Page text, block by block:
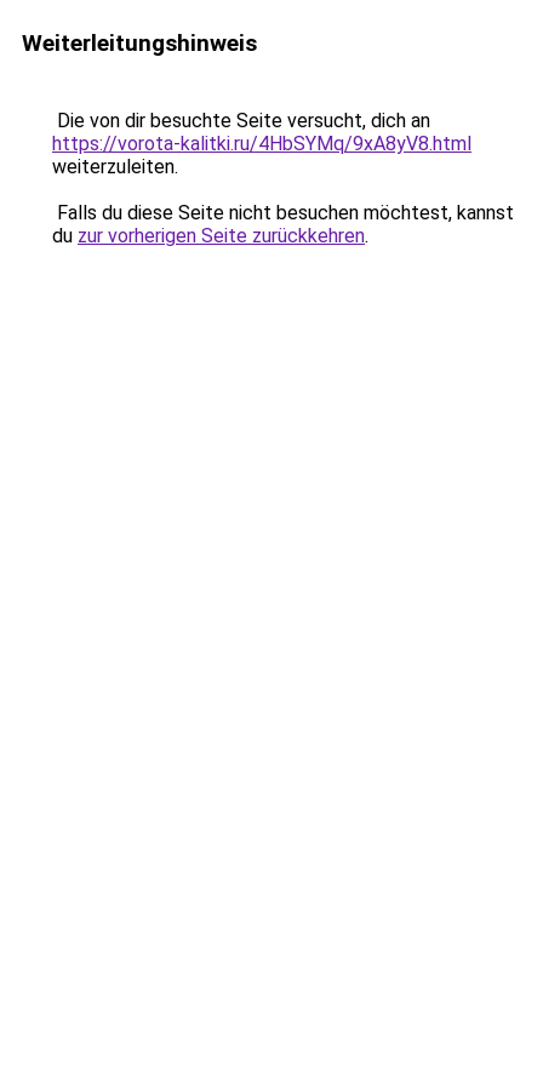
Weiterleitungshinweis
Die von dir besuchte Seite versucht, dich an
https://vorota-kalitki.ru/4HbSYMq/9xA8yV8.html
weiterzuleiten.
Falls du diese Seite nicht besuchen möchtest, kannst
du zur vorherigen Seite zurückkehren.